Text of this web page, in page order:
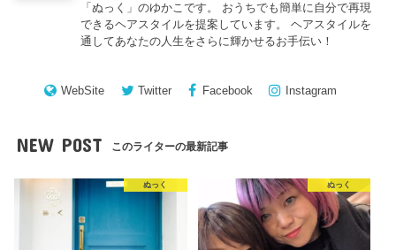
「ぬっく」のゆかこです。 おうちでも簡単に自分で再現
できるヘアスタイルを提案しています。 ヘアスタイルを
通してあなたの人生をさらに輝かせるお手伝い！
WebSite Twitter Facebook Instagram
NEW POST このライターの最新記事
ぬっく ぬっく